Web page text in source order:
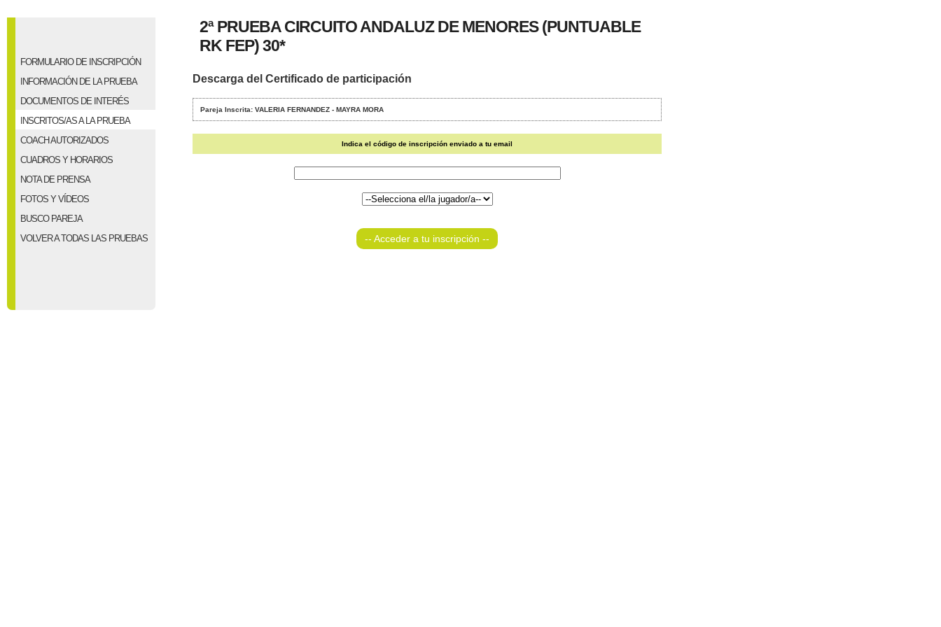
FORMULARIO DE INSCRIPCIÓN
INFORMACIÓN DE LA PRUEBA
DOCUMENTOS DE INTERÉS
INSCRITOS/AS A LA PRUEBA
COACH AUTORIZADOS
CUADROS Y HORARIOS
NOTA DE PRENSA
FOTOS Y VÍDEOS
BUSCO PAREJA
VOLVER A TODAS LAS PRUEBAS
2ª PRUEBA CIRCUITO ANDALUZ DE MENORES (PUNTUABLE
RK FEP) 30*
Descarga del Certificado de participación
Pareja Inscrita: VALERIA FERNANDEZ - MAYRA MORA
Indica el código de inscripción enviado a tu email
-- Acceder a tu inscripción --